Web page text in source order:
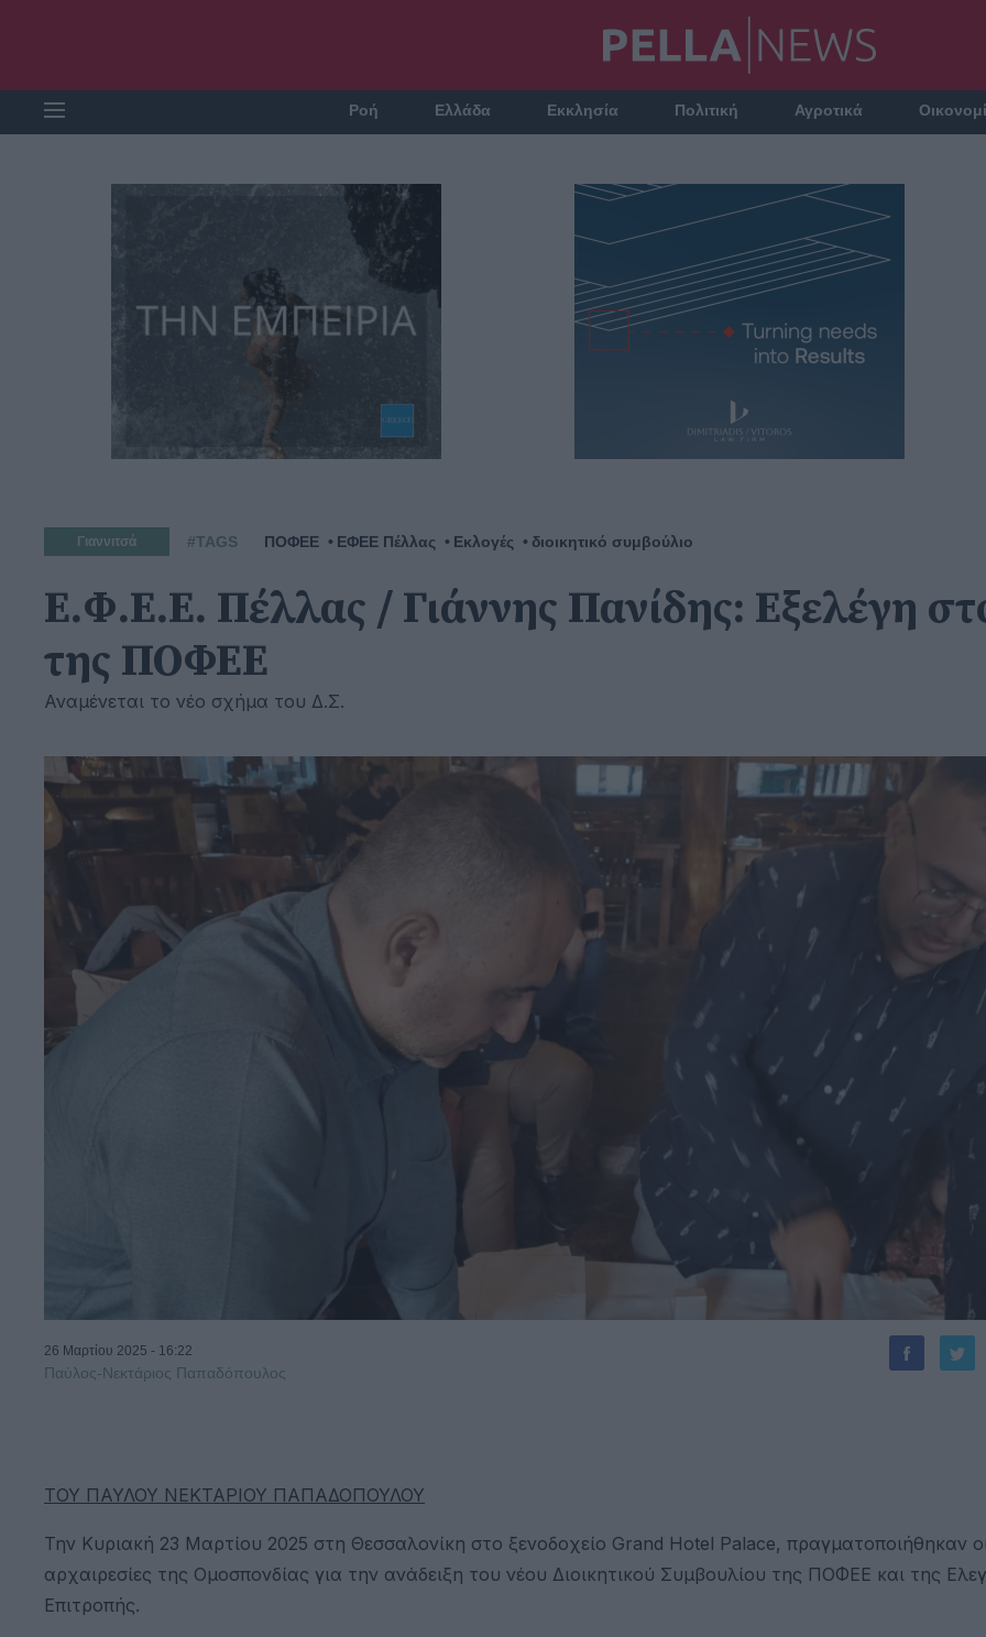
Ροή Ελλάδα Εκκλησία Πολιτική Αγροτικά
Γιαννιτσά #TAGS ΠΟΦΕΕ ΕΦΕΕ Πέλλας Εκλογές διοικητικό συμβούλιο
Ε.Φ.Ε.Ε. Πέλλας / Γιάννης Πανίδης: Εξελέγη
της ΠΟΦΕΕ
Αναμένεται το νέο σχήμα του Δ.Σ.
26 Μαρτίου 2025 - 16:22
Παύλος-Νεκτάριος Παπαδόπουλος
ΤΟΥ ΠΑΥΛΟΥ ΝΕΚΤΑΡΙΟΥ ΠΑΠΑΔΟΠΟΥΛΟΥ
Την Κυριακή 23 Μαρτίου 2025 στη Θεσσαλονίκη στο ξενοδοχείο Grand Hotel Palace, πραγματοποιήθηκαν
αρχαιρεσίες της Ομοσπονδίας για την ανάδειξη του νέου Διοικητικού Συμβουλίου της ΠΟΦΕΕ και της
Επιτροπής.